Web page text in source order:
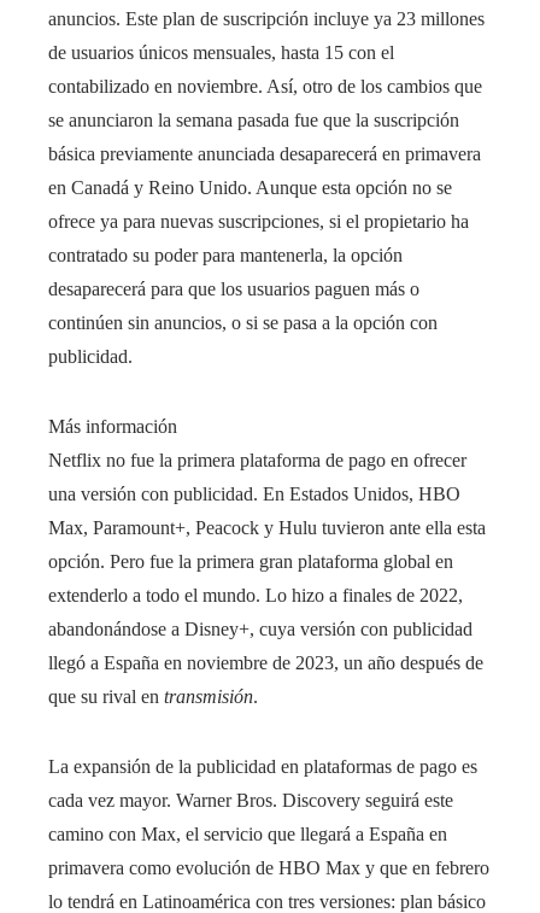
anuncios. Este plan de suscripción incluye ya 23 millones
de usuarios únicos mensuales, hasta 15 con el
contabilizado en noviembre. Así, otro de los cambios que
se anunciaron la semana pasada fue que la suscripción
básica previamente anunciada desaparecerá en primavera
en Canadá y Reino Unido. Aunque esta opción no se
ofrece ya para nuevas suscripciones, si el propietario ha
contratado su poder para mantenerla, la opción
desaparecerá para que los usuarios paguen más o
continúen sin anuncios, o si se pasa a la opción con
publicidad.
Más información
Netflix no fue la primera plataforma de pago en ofrecer
una versión con publicidad. En Estados Unidos, HBO
Max, Paramount+, Peacock y Hulu tuvieron ante ella esta
opción. Pero fue la primera gran plataforma global en
extenderlo a todo el mundo. Lo hizo a finales de 2022,
abandonándose a Disney+, cuya versión con publicidad
llegó a España en noviembre de 2023, un año después de
que su rival en transmisión.
La expansión de la publicidad en plataformas de pago es
cada vez mayor. Warner Bros. Discovery seguirá este
camino con Max, el servicio que llegará a España en
primavera como evolución de HBO Max y que en febrero
lo tendrá en Latinoamérica con tres versiones: plan básico